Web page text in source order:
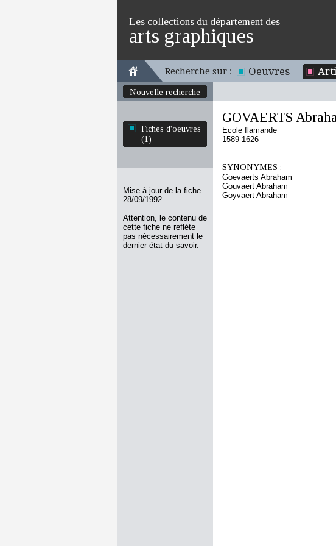
Les collections du département des
arts graphiques
Recherche sur : Oeuvres
Nouvelle recherche
Fiches d'oeuvres
(1)
Mise à jour de la fiche
28/09/1992
Attention, le contenu de
cette fiche ne reflète
pas nécessairement le
dernier état du savoir.
GOVAERTS
Ecole flamande
1589-1626
SYNONYMES :
Goevaerts Abraham
Gouvaert Abraham
Goyvaert Abraham